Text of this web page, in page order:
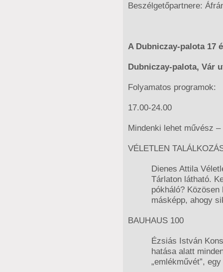
Beszélgetőpartnere:
A Dubniczay-palota 17
Dubniczay-palota, Vár
Folyamatos programok:
17.00-24.00
Mindenki lehet művész
VÉLETLEN
Dienes Attila
Tárlaton látható.
pókháló?
másképp, ahogy
BAUHAUS 100
Ézsiás István
hatása alatt
„emlékművét”,